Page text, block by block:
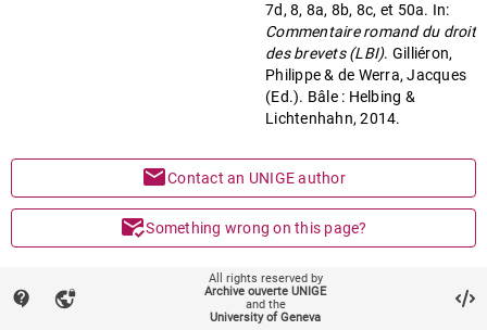
7d, 8, 8a, 8b, 8c, et 50a. In:
Commentaire romand du droit
des brevets (LBI). Gilliéron,
Philippe & de Werra, Jacques
(Ed.). Bâle : Helbing &
Lichtenhahn, 2014.
mailContact an UNIGE author
mark_email_readSomething wrong on this page?
contact_support vpn_lock
All rights reserved by
Archive ouverte UNIGE
and the
University of Geneva